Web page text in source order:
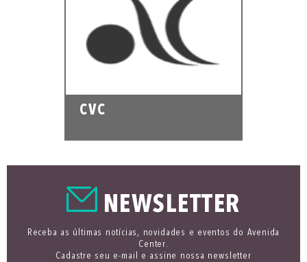
CVC
NEWSLETTER
Receba as últimas notícias, novidades e eventos do Avenida
Center.
Cadastre seu e-mail e assine nossa newsletter